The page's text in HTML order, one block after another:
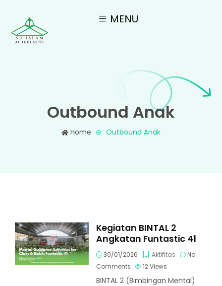
MENU
Outbound Anak
Home Outbound Anak
Kegiatan BINTAL 2
Angkatan Funtastic 41
30/01/2026 Aktifitas
No
Comments
12Views
BINTAL 2 (Bimbingan Mental)